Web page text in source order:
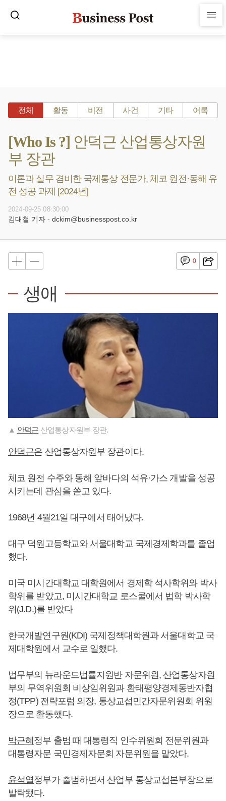
전체 활동 비전 사건 기타 어록
[Who Is ?] 안덕근 산업통상자원
부 장관
이론과 실무 겸비한 국제통상 전문가, 체코 원전·동해 유
전 성공 과제 [2024년]
2024-09-25 08:30:00
김대철 기자 - dckim@businesspost.co.kr
0
생애
▲ 안덕근 산업통상자원부 장관.
안덕근은 산업통상자원부 장관이다.
체코 원전 수주와 동해 앞바다의 석유·가스 개발을 성공
시키는데 관심을 쏟고 있다.
1968년 4월21일 대구에서 태어났다.
대구 덕원고등학교와 서울대학교 국제경제학과를 졸업
했다.
미국 미시간대학교 대학원에서 경제학 석사학위와 박사
학위를 받았고, 미시간대학교 로스쿨에서 법학 박사학
위(J.D.)를 받았다
한국개발연구원(KDI) 국제정책대학원과 서울대학교 국
제대학원에서 교수로 일했다.
법무부의 뉴라운드법률지원반 자문위원, 산업통상자원
부의 무역위원회 비상임위원과 환태평양경제동반자협
정(TPP) 전략포럼 의장, 통상교섭민간자문위원회 위원
장으로 활동했다.
박근혜 정부 출범 때 대통령직 인수위원회 전문위원과
대통령자문 국민경제자문회 자문위원을 맡았다.
윤석열정부가 출범하면서 산업부 통상교섭본부장으로
발탁됐다.